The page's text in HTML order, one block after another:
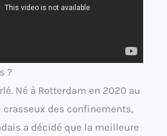
?
Né à Rotterdam en 2020 au
crasseux des confinements,
a décidé que la meilleure